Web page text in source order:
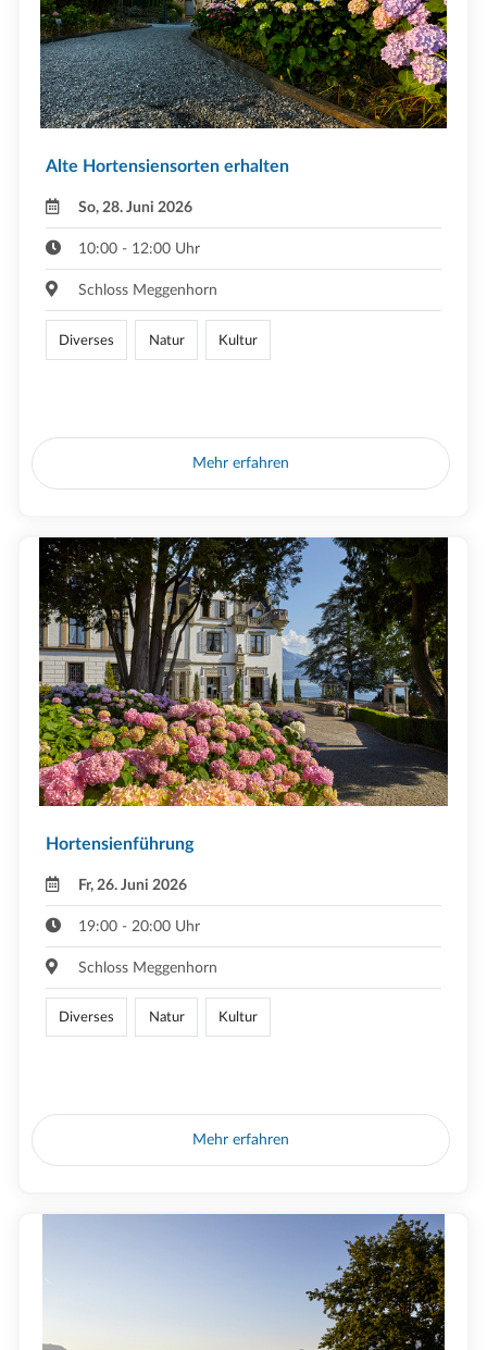
Alte Hortensiensorten erhalten
So, 28. Juni 2026
10:00 - 12:00 Uhr
Schloss Meggenhorn
Diverses Natur Kultur
Mehr erfahren
Hortensienführung
Fr, 26. Juni 2026
19:00 - 20:00 Uhr
Schloss Meggenhorn
Diverses Natur Kultur
Mehr erfahren